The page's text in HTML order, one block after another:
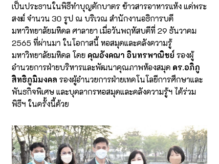
เป็นประธานในพิธีทำบุญตักบาตร ข้าวสารอาหารแห้ง แด่พระ
สงฆ์ จำนวน 30 รูป ณ บริเวณ สำนักงานอธิการบดี
มหาวิทยาลัยมหิดล ศาลายา เมื่อวันพฤหัสบดีที่ 29 ธันวาคม
2565 ที่ผ่านมา ในโอกาสนี้ หอสมุดและคลังความรู้
มหาวิทยาลัยมหิดล โดย คุณอังคณา อินทรพาณิชย์ รองผู้
อำนวยการฝ่ายบริหารและพัฒนาคุณภาพห้องสมุด ดร.อภิภู
สิทธิภูมิมงคล รองผู้อำนวยการฝ่ายเทคโนโลยีการศึกษาและ
พันธกิจพิเศษ และบุคลากรหอสมุดและคลังความรู้ฯ ได้ร่วม
พิธีฯ ในครั้งนี้ด้วย